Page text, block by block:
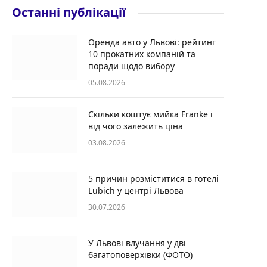
Останні публікації
Оренда авто у Львові: рейтинг
10 прокатних компаній та
поради щодо вибору
05.08.2026
Скільки коштує мийка Franke і
від чого залежить ціна
03.08.2026
5 причин розміститися в готелі
Lubich у центрі Львова
30.07.2026
У Львові влучання у дві
багатоповерхівки (ФОТО)